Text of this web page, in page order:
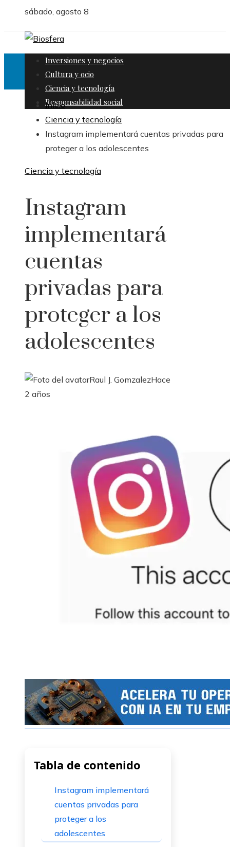
sábado, agosto 8
Inversiones y negocios
Cultura y ocio
Ciencia y tecnología
Responsabilidad social
Inicio
Ciencia y tecnología
Instagram implementará cuentas privadas para
proteger a los adolescentes
Ciencia y tecnología
Instagram
implementará
cuentas
privadas para
proteger a los
adolescentes
Raul J. GomzalezHace
2 años
Tabla de contenido
Instagram implementará
cuentas privadas para
proteger a los
adolescentes